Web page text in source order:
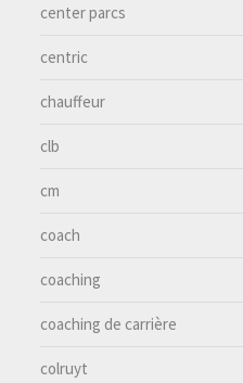
center parcs
centric
chauffeur
clb
cm
coach
coaching
coaching de carrière
colruyt